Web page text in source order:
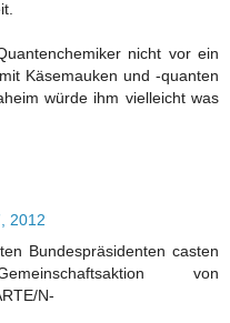
nicht vor ein
Käsemauken und -quanten
würde ihm vielleicht was
2012
Bundespräsidenten casten
von
N-